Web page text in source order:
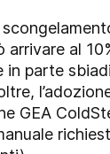
al
in parte
GEA